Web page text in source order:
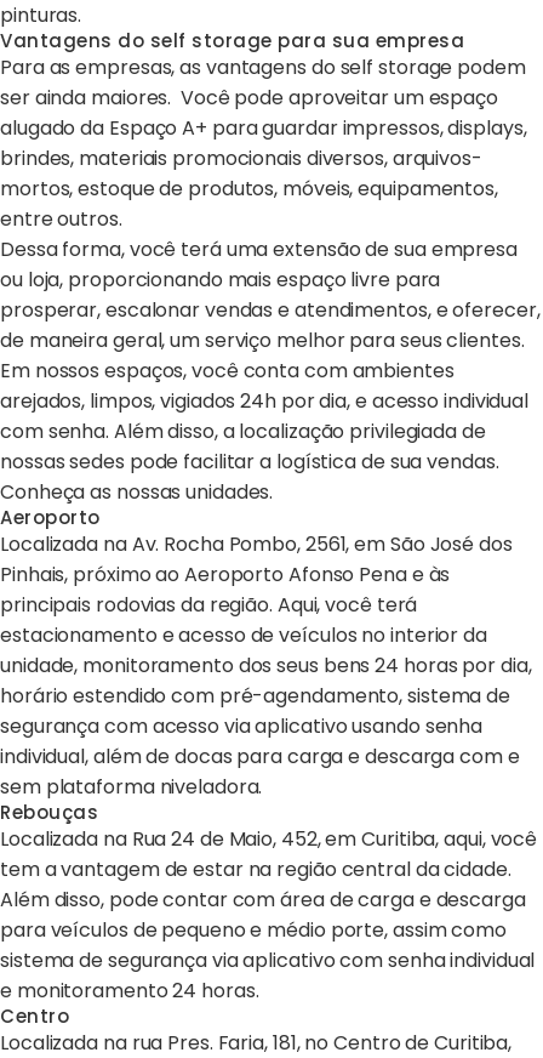
pinturas.
Vantagens do self storage para sua empresa
Para as empresas, as vantagens do self storage podem
ser ainda maiores. Você pode aproveitar um espaço
alugado da Espaço A+ para guardar impressos, displays,
brindes, materiais promocionais diversos, arquivos-
mortos, estoque de produtos, móveis, equipamentos,
entre outros.
Dessa forma, você terá uma extensão de sua empresa
ou loja, proporcionando mais espaço livre para
prosperar, escalonar vendas e atendimentos, e oferecer,
de maneira geral, um serviço melhor para seus clientes.
Em nossos espaços, você conta com ambientes
arejados, limpos, vigiados 24h por dia, e acesso individual
com senha. Além disso, a localização privilegiada de
nossas sedes pode facilitar a logística de sua vendas.
Conheça as nossas unidades.
Aeroporto
Localizada na Av. Rocha Pombo, 2561, em São José dos
Pinhais, próximo ao Aeroporto Afonso Pena e às
principais rodovias da região. Aqui, você terá
estacionamento e acesso de veículos no interior da
unidade, monitoramento dos seus bens 24 horas por dia,
horário estendido com pré-agendamento, sistema de
segurança com acesso via aplicativo usando senha
individual, além de docas para carga e descarga com e
sem plataforma niveladora.
Rebouças
Localizada na Rua 24 de Maio, 452, em Curitiba, aqui, você
tem a vantagem de estar na região central da cidade.
Além disso, pode contar com área de carga e descarga
para veículos de pequeno e médio porte, assim como
sistema de segurança via aplicativo com senha individual
e monitoramento 24 horas.
Centro
Localizada na rua Pres. Faria, 181, no Centro de Curitiba,